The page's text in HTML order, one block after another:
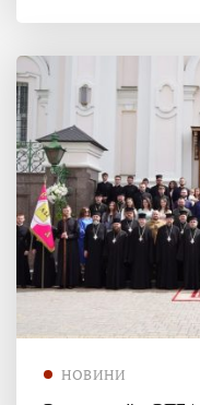
НОВИНИ